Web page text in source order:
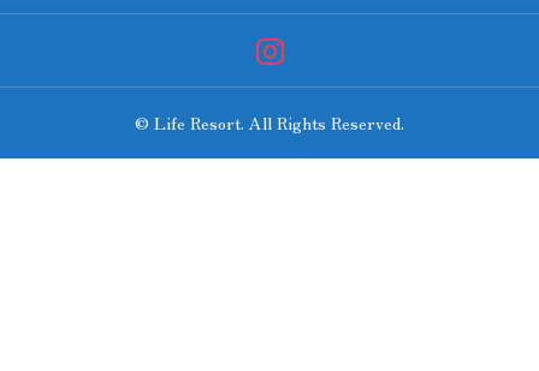
© Life Resort. All Rights Reserved.